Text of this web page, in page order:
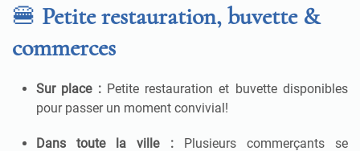
🍔 Petite restauration, buvette &
commerces
Sur place :Petite restauration et buvette disponibles
pour passer un moment convivial!
Dans toute la ville :Plusieurs commerçants se